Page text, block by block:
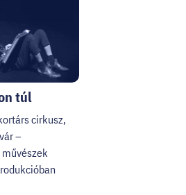
túl
cirkusz,
–